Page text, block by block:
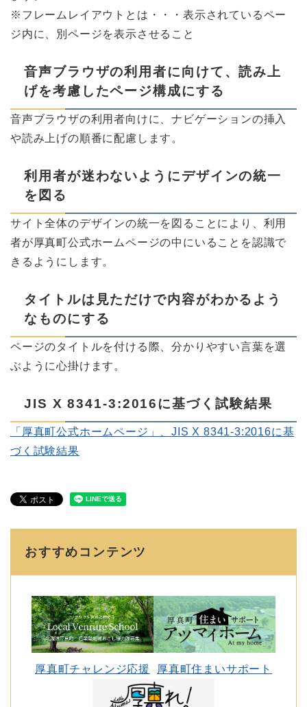
※フレームレイアウトとは・・・表示されているペー
ジ内に、別ページを表示させること
音声ブラウザの利用者に向けて、読み上
げを考慮したページ構成にする
音声ブラウザの利用者向けに、ナビゲーションの挿入
や読み上げの順番に配慮します。
利用者が迷わないようにデザインの統一
を図る
サイト全体のデザインの統一を図ることにより、利用
者が厚真町公式ホームページの中にいることを認識で
きるようにします。
タイトルは見ただけで内容がわかるよう
なものにする
ページのタイトルを付ける際、分かりやすい言葉を選
ぶように心掛けます。
JIS X 8341-3:2016に基づく試験結果
「厚真町公式ホームページ」、JIS X 8341-3:2016に基
づく試験結果
おすすめコンテンツ
厚真町チャレンジ応援 厚真町住まいサポート